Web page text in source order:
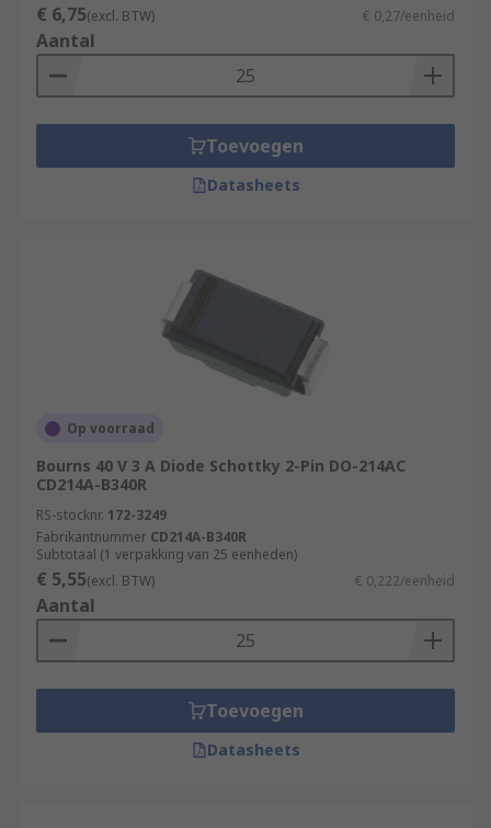
€ 6,75(excl. BTW) € 0,27/eenheid
Aantal
Toevoegen
Datasheets
Op voorraad
Bourns 40 V 3 A Diode Schottky 2-Pin DO-214AC
CD214A-B340R
RS-stocknr. 172-3249
Fabrikantnummer CD214A-B340R
Subtotaal (1 verpakking van 25 eenheden)
€ 5,55(excl. BTW) € 0,222/eenheid
Aantal
Toevoegen
Datasheets